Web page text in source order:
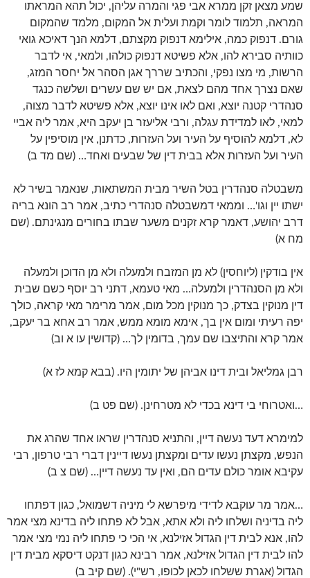
שמע מצאן זקן ממרא אבי פגי והמרה עליהן, יכול תהא המראתו
המראה, תלמוד לומר וקמת ועלית אל המקום, מלמד שהמקום
גורם. דנפוק כמה, אילימא דנפוק מקצתם, דלמא הנך דאיכא גואי
כוותיה סבירא להו, אלא פשיטא דנפוק כולהו, ולמאי, אי לדבר
הרשות, מי מצו נפקי, והכתיב שררך אגן הסהר אל יחסר המזג,
שאם נצרך אחד מהם לצאת, אם יש שם עשרים ושלשה כנגד
סנהדרי קטנה יוצא, ואם לאו אינו יוצא, אלא פשיטא לדבר מצוה,
למאי, לאו למדידת עגלה, ורבי אליעזר בן יעקב היא, אמר ליה אביי
לא, דלמא להוסיף על העיר ועל העזרות, כדתנן, אין מוסיפין על
העיר ועל העזרות אלא בבית דין של שבעים ואחד… (שם מד ב)
משבטלה סנהדרין בטל השיר מבית המשתאות, שנאמר בשיר לא
ישתו יין וגו'… וממאי דמשבטלה סנהדרי כתיב, אמר רב הונא בריה
דרב יהושע, דאמר קרא זקנים משער שבתו בחורים מנגינתם. (שם
מח א)
אין בודקין (ליוחסין) לא מן המזבח ולמעלה ולא מן הדוכן ולמעלה
ולא מן הסנהדרין ולמעלה… מאי טעמא, דתני רב יוסף כשם שבית
דין מנוקין בצדק, כך מנוקין מכל מום, אמר מרימר מאי קראה, כולך
יפה רעיתי ומום אין בך, אימא מומא ממש, אמר רב אחא בר יעקב,
אמר קרא והתיצבו שם עמך, בדומין לך… (קדושין עו א וב)
רבן גמליאל ובית דינו אביהן של יתומין היו. (בבא קמא לז א)
…ואטרוחי בי דינא בכדי לא מטרחינן. (שם פט ב)
למימרא דעד נעשה דיין, והתניא סנהדרין שראו אחד שהרג את
הנפש, מקצתן נעשו עדים ומקצתן נעשו דיינין דברי רבי טרפון, רבי
עקיבא אומר כולם עדים הם, ואין עד נעשה דיין… (שם צ ב)
…אמר מר עוקבא לדידי מיפרשא לי מיניה דשמואל, כגון דפתחו
ליה בדיניה ושלחו ליה ולא אתא, אבל לא פתחו ליה בדינא מצי אמר
להו, אנא לבית דין הגדול אזילנא, אי הכי כי פתחו ליה נמי מצי אמר
להו לבית דין הגדול אזילנא, אמר רבינא כגון דנקט דיסקא מבית דין
הגדול (אגרת ששלחו לכאן לכופו, רש"י). (שם קיב ב)